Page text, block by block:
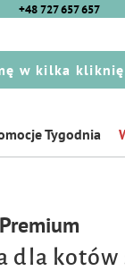
+48 727 657 657
w kilka
Tygodnia
dla